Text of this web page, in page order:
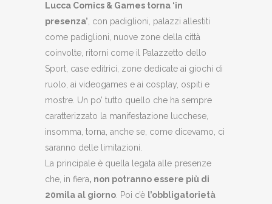
Lucca Comics & Games torna ‘in
presenza’, con padiglioni, palazzi allestiti
come padiglioni, nuove zone della città
coinvolte, ritorni come il Palazzetto dello
Sport, case editrici, zone dedicate ai giochi di
ruolo, ai videogames e ai cosplay, ospiti e
mostre. Un po’ tutto quello che ha sempre
caratterizzato la manifestazione lucchese,
insomma, torna, anche se, come dicevamo, ci
saranno delle limitazioni.
La principale è quella legata alle presenze
che, in fiera, non potranno essere più di
20mila al giorno. Poi c’è l’obbligatorietà